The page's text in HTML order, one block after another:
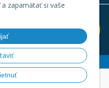
zapamätať si vaše
•Created
e-shop Pohoda
s.r.o.